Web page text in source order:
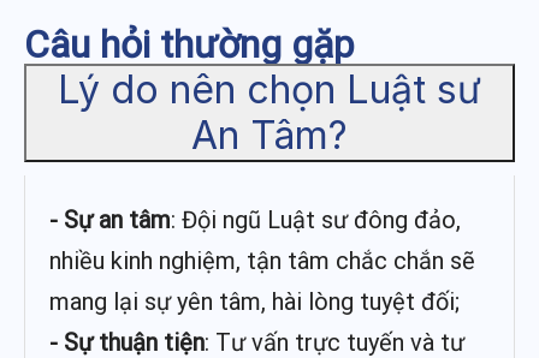
Câu hỏi thường gặp
Lý do nên chọn Luật sư
An Tâm?
- Sự an tâm: Đội ngũ Luật sư đông đảo,
nhiều kinh nghiệm, tận tâm chắc chắn sẽ
mang lại sự yên tâm, hài lòng tuyệt đối;
- Sự thuận tiện: Tư vấn trực tuyến và tư